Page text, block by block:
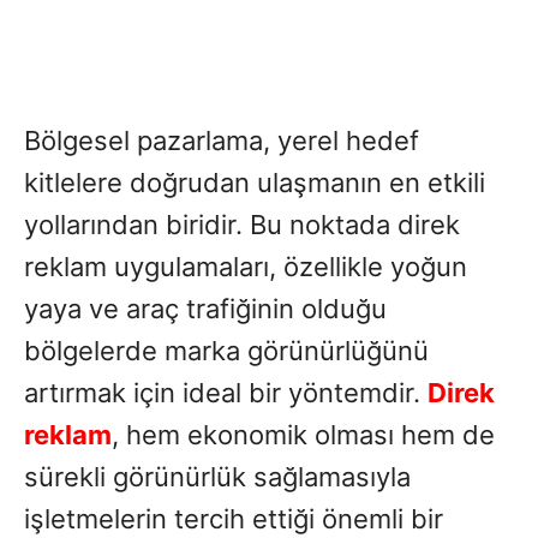
Bölgesel pazarlama, yerel hedef
kitlelere doğrudan ulaşmanın en etkili
yollarından biridir. Bu noktada direk
reklam uygulamaları, özellikle yoğun
yaya ve araç trafiğinin olduğu
bölgelerde marka görünürlüğünü
artırmak için ideal bir yöntemdir. Direk
reklam, hem ekonomik olması hem de
sürekli görünürlük sağlamasıyla
işletmelerin tercih ettiği önemli bir